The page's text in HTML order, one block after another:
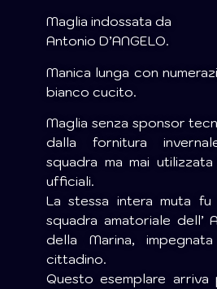
Maglia indossata da
Antonio D’ANGELO.
Manica lunga con
bianco cucito.
Maglia senza sponsor
dalla fornitura
squadra ma mai
ufficiali.
La stessa intera muta
squadra amatoriale dell’
della Marina,
cittadino.
Questo esemplare